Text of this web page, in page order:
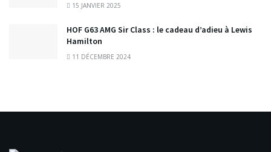
15 JANVIER 2025
HOF G63 AMG Sir Class : le cadeau d’adieu à Lewis
Hamilton
11 DÉCEMBRE 2024